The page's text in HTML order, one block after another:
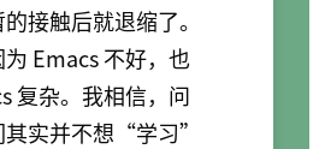
接触后就退缩了。
Emacs 不好，也
复杂。我相信，问
其实并不想“学习”